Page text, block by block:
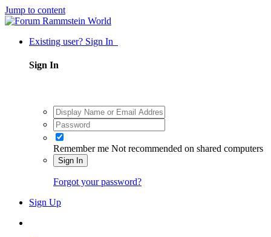
Jump to content
Existing user? Sign In
Sign In
Remember me Not recommended on shared computers
Sign In
Forgot your password?
Sign Up